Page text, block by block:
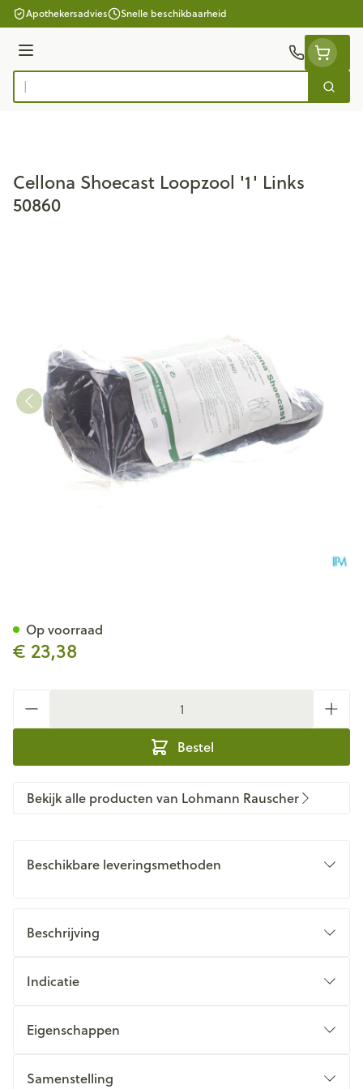
Ga naar de inhoud
Apothekersadvies Snelle beschikbaarheid
Menu
Product, merk, categorie... Zoek
Cellona Shoecast Loopzool '1' Links
50860
€ 23,38
Bestel
Op voorraad
Bekijk alle producten van Lohmann Rauscher
Beschikbare leveringsmethoden
Beschrijving
Indicatie
Eigenschappen
Samenstelling